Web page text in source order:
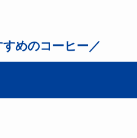
すめのコーヒー／